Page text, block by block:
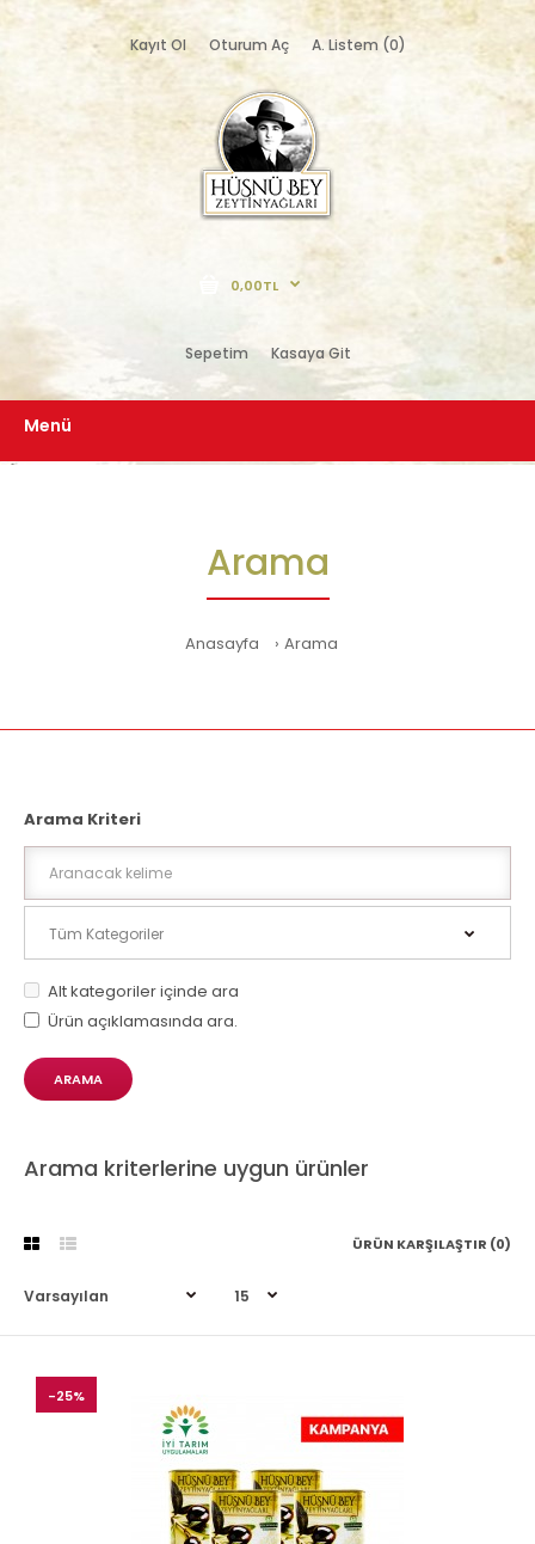
Kayıt Ol Oturum Aç A. Listem (0)
0,00TL
Sepetim Kasaya Git
Menü
Arama
Anasayfa Arama
Arama Kriteri
Alt kategoriler içinde ara
Ürün açıklamasında ara.
Arama kriterlerine uygun ürünler
ÜRÜN KARŞILAŞTIR (0)
-25%